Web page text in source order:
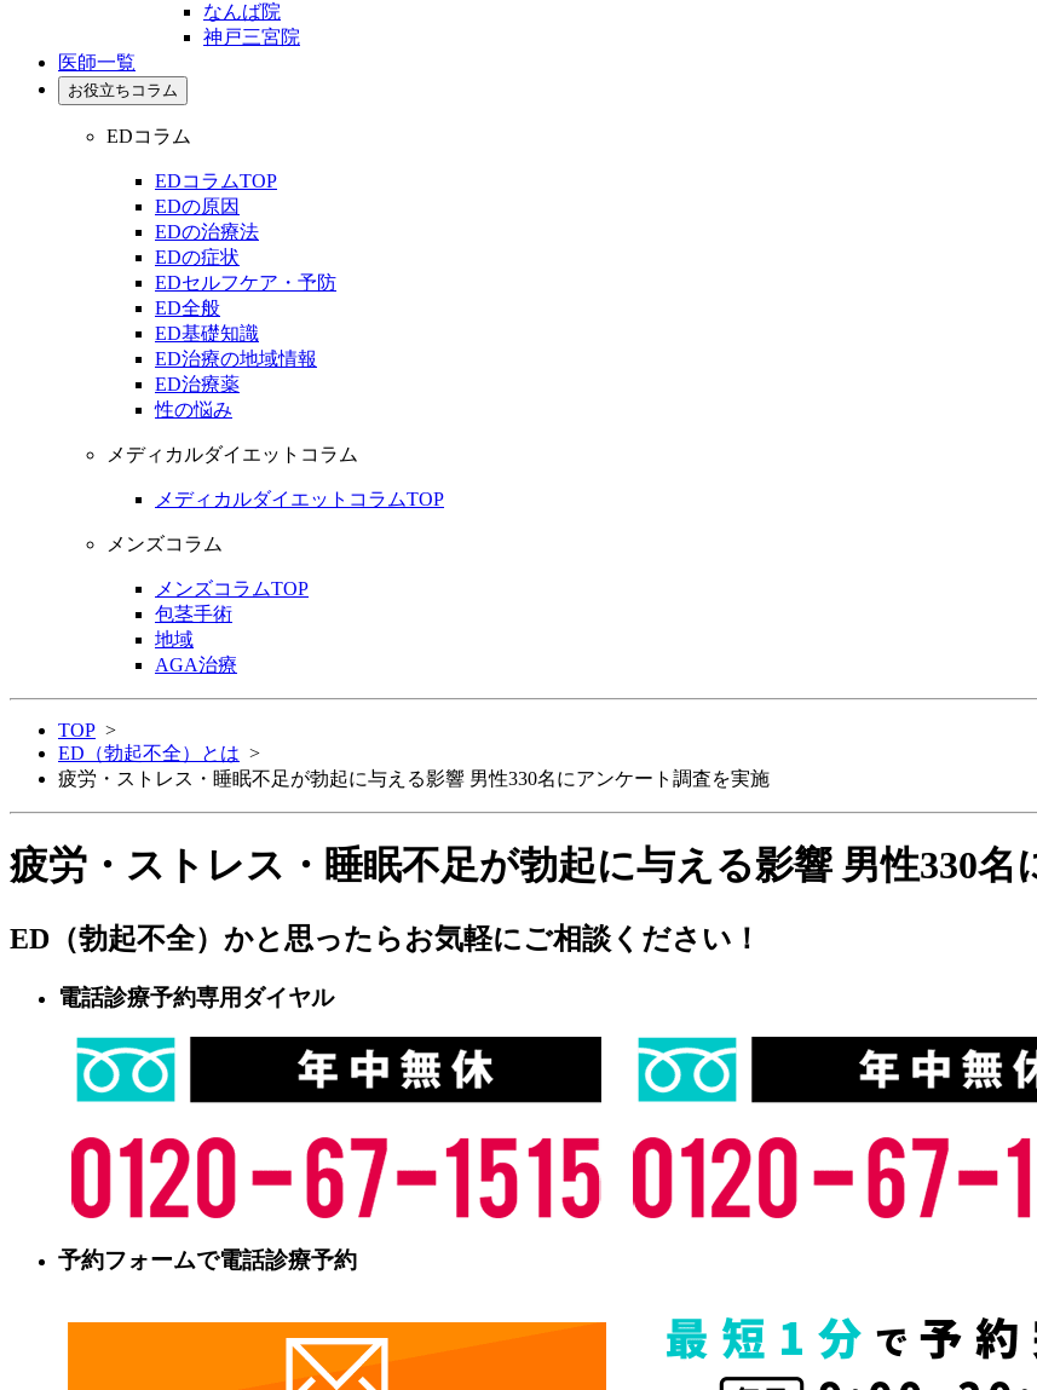
なんば院
神戸三宮院
医師一覧
お役立ちコラム
EDコラム
EDコラムTOP
EDの原因
EDの治療法
EDの症状
EDセルフケア・予防
ED全般
ED基礎知識
ED治療の地域情報
ED治療薬
性の悩み
メディカルダイエットコラム
メディカルダイエットコラムTOP
メンズコラム
メンズコラムTOP
包茎手術
地域
AGA治療
TOP >
ED（勃起不全）とは >
疲労・ストレス・睡眠不足が勃起に与える影響 男性330名にアンケート調査を実施
疲労・ストレス・睡眠不足が勃起に与える影響 男性330
ED（勃起不全）かと思ったらお気軽にご相談ください！
電話診療予約専用ダイヤル
予約フォームで電話診療予約